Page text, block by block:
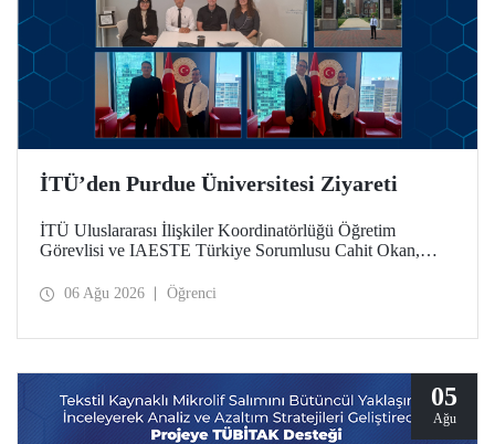
İTÜ’den Purdue Üniversitesi Ziyareti
İTÜ Uluslararası İlişkiler Koordinatörlüğü Öğretim
Görevlisi ve IAESTE Türkiye Sorumlusu Cahit Okan,
Temmuz tarihlerinde ABD’de dünyanın önde gelen
06 Ağu 2026 Öğrenci
05
Ağu